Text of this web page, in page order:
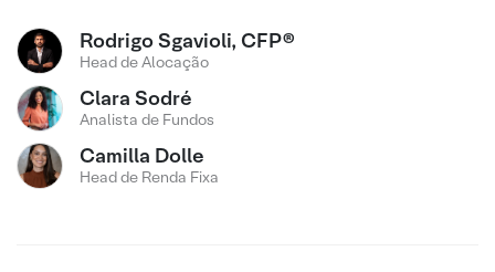
Rodrigo Sgavioli, CFP®
Head de Alocação
Clara Sodré
Analista de Fundos
Camilla Dolle
Head de Renda Fixa